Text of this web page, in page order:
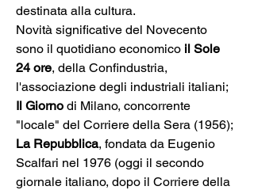
destinata alla cultura.
Novità significative del Novecento
sono il quotidiano economico il Sole
24 ore, della Confindustria,
l'associazione degli industriali italiani;
Il Giorno di Milano, concorrente
"locale" del Corriere della Sera (1956);
La Repubblica, fondata da Eugenio
Scalfari nel 1976 (oggi il secondo
giornale italiano, dopo il Corriere della